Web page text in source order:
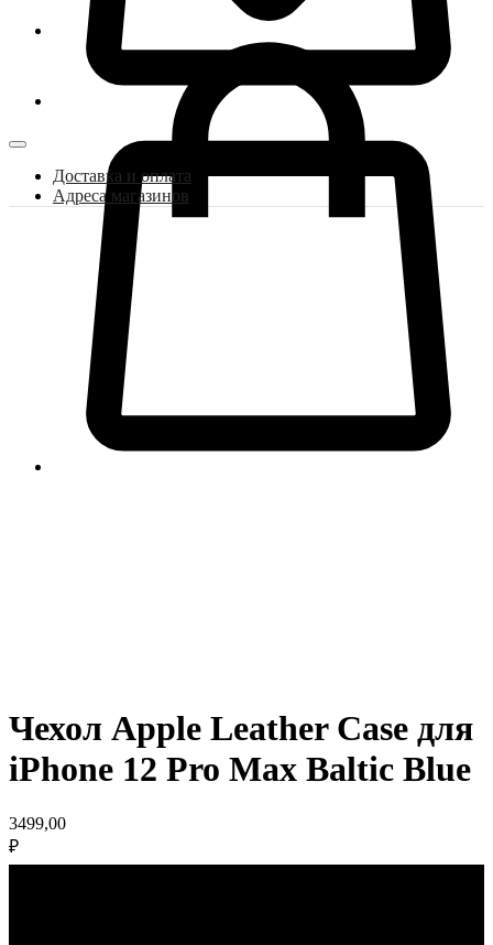
Доставка и оплата
Адреса магазинов
Чехол Apple Leather Case для
iPhone 12 Pro Max Baltic Blue
3499,00
₽